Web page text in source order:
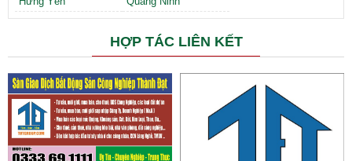
HỢP TÁC LIÊN KẾT